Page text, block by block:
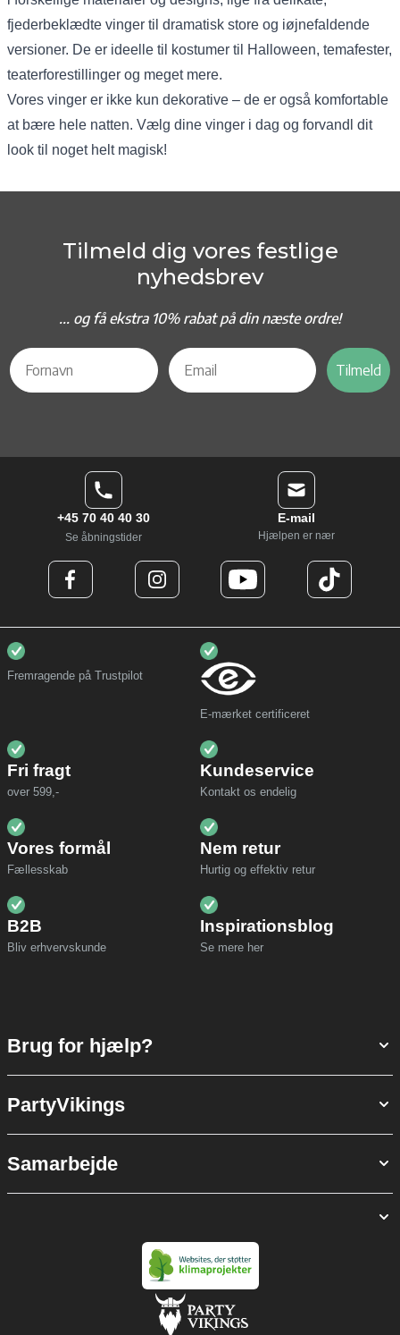
fjederbeklædte vinger til dramatisk store og iøjnefaldende
versioner. De er ideelle til kostumer til Halloween, temafester,
teaterforestillinger og meget mere.
Vores vinger er ikke kun dekorative – de er også komfortable
at bære hele natten. Vælg dine vinger i dag og forvandl dit
look til noget helt magisk!
Tilmeld dig vores festlige
nyhedsbrev
... og få ekstra 10% rabat på din næste ordre!
Tilmeld
+45 70 40 40 30
Se åbningstider
E-mail
Hjælpen er nær
Fremragende på Trustpilot
E-mærket certificeret
Fri fragt
over 599,-
Kundeservice
Kontakt os endelig
Vores formål
Fællesskab
Nem retur
Hurtig og effektiv retur
B2B
Bliv erhvervskunde
Inspirationsblog
Se mere her
Brug for hjælp?
PartyVikings
Samarbejde